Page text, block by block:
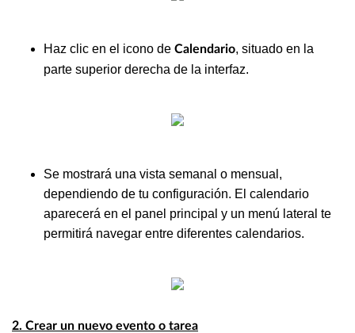
Haz clic en el icono de Calendario, situado en la
parte superior derecha de la interfaz.
Se mostrará una vista semanal o mensual,
dependiendo de tu configuración. El calendario
aparecerá en el panel principal y un menú lateral te
permitirá navegar entre diferentes calendarios.
2. Crear un nuevo evento o tarea